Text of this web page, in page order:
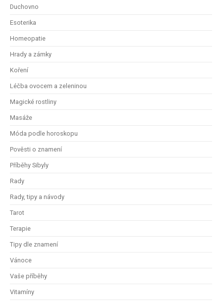
Duchovno
Esoterika
Homeopatie
Hrady a zámky
Koření
Léčba ovocem a zeleninou
Magické rostliny
Masáže
Móda podle horoskopu
Pověsti o znamení
Příběhy Sibyly
Rady
Rady, tipy a návody
Tarot
Terapie
Tipy dle znamení
Vánoce
Vaše příběhy
Vitamíny